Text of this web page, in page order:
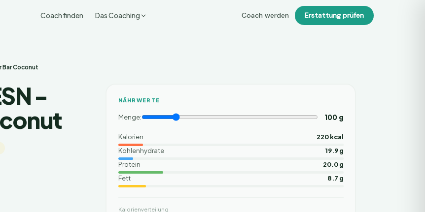
Coach finden Das Coaching Coach werden Erstattung prüfen
Bar Coconut
-
NÄHRWERTE
Menge: 100g
Kalorien
220 kcal
Kohlenhydrate
19.9 g
Protein
20.0 g
Fett
8.7 g
Kalorienverteilung